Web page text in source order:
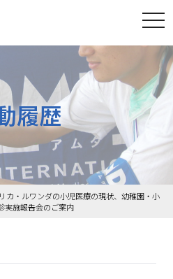
履歴
・ルワンダの小児医療の現状、幼稚園・小
実施報告会のご案内